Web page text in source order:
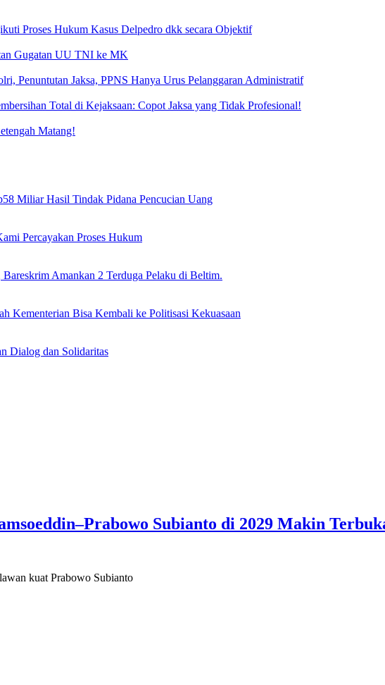
Proses Hukum Kasus Delpedro dkk secara Objektif
Gugatan UU TNI ke MK
Penuntutan Jaksa, PPNS Hanya Urus Pelanggaran Administratif
Total di Kejaksaan: Copot Jaksa yang Tidak Profesional!
Matang!
Miliar Hasil Tindak Pidana Pencucian Uang
Percayakan Proses Hukum
Amankan 2 Terduga Pelaku di Beltim.
Kementerian Bisa Kembali ke Politisasi Kekuasaan
Dialog dan Solidaritas
Subianto di 2029 Makin
kuat Prabowo Subianto